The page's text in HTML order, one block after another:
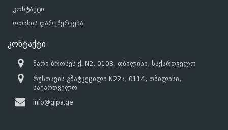
კონტაქტი
ოთახის დარეზერვება
კონტაქტი
მარი ბროსეს ქ. N2, 0108, თბილისი, საქართველო
რუსთავის გზატკეცილი N22ა, 0114, თბილისი,
საქართველო
info@gipa.ge